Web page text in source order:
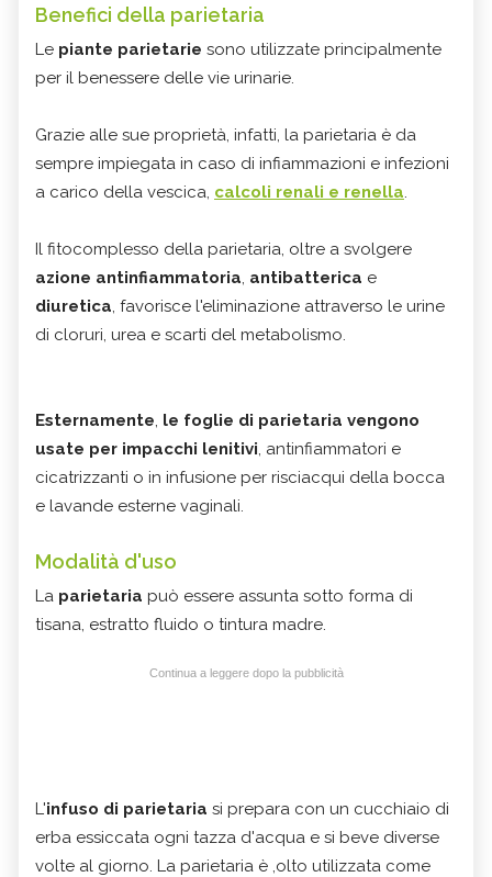
Benefici della parietaria
Le piante parietarie sono utilizzate principalmente
per il benessere delle vie urinarie.
Grazie alle sue proprietà, infatti, la parietaria è da
sempre impiegata in caso di infiammazioni e infezioni
a carico della vescica, calcoli renali e renella.
Il fitocomplesso della parietaria, oltre a svolgere
azione antinfiammatoria, antibatterica e
diuretica, favorisce l'eliminazione attraverso le urine
di cloruri, urea e scarti del metabolismo.
Esternamente, le foglie di parietaria vengono
usate per impacchi lenitivi, antinfiammatori e
cicatrizzanti o in infusione per risciacqui della bocca
e lavande esterne vaginali.
Modalità d'uso
La parietaria può essere assunta sotto forma di
tisana, estratto fluido o tintura madre.
Continua a leggere dopo la pubblicità
L'infuso di parietaria si prepara con un cucchiaio di
erba essiccata ogni tazza d'acqua e si beve diverse
volte al giorno. La parietaria è ,olto utilizzata come